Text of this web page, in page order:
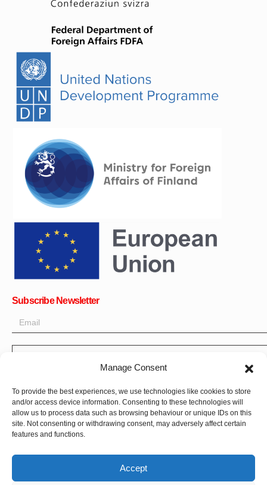
Manage Consent
To provide the best experiences, we use technologies like cookies to store
and/or access device information. Consenting to these technologies will
allow us to process data such as browsing behaviour or unique IDs on this
site. Not consenting or withdrawing consent, may adversely affect certain
features and functions.
Accept
OK
Get all the latest information on news, events and updates. Sign
Donate Now